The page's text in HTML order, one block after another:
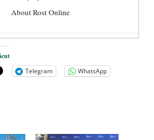
About Rost Online
cutremurătoare despre
Ucrainei, Volodymyr
- 13 mai 2026
servește Națiunea
produce efecte. Bustul
Goga, înlăturat din Iași
Telegram
WhatsApp